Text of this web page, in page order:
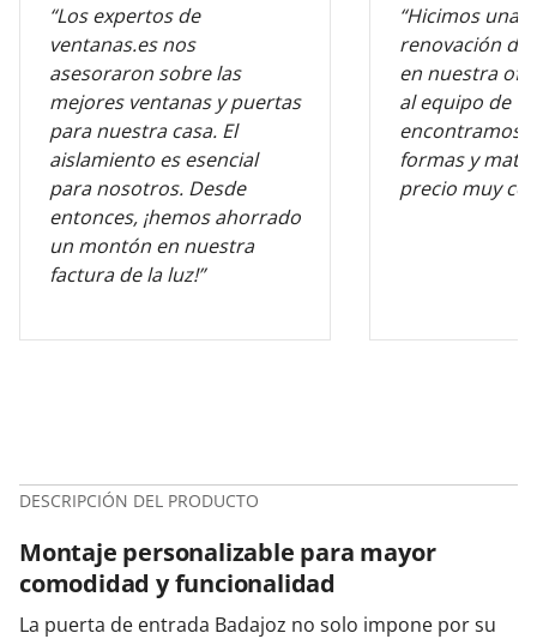
“Los expertos de
ventanas.es nos
asesoraron sobre las
mejores ventanas y puertas
para nuestra casa. El
aislamiento es esencial
para nosotros. Desde
entonces, ¡hemos ahorrado
un montón en nuestra
factura de la luz!”
“Hicimos una
renovación de
en nuestra
al equipo de
encontramos
formas y
precio muy
DESCRIPCIÓN DEL PRODUCTO
Montaje personalizable para mayor
comodidad y funcionalidad
La puerta de entrada Badajoz no solo impone por su